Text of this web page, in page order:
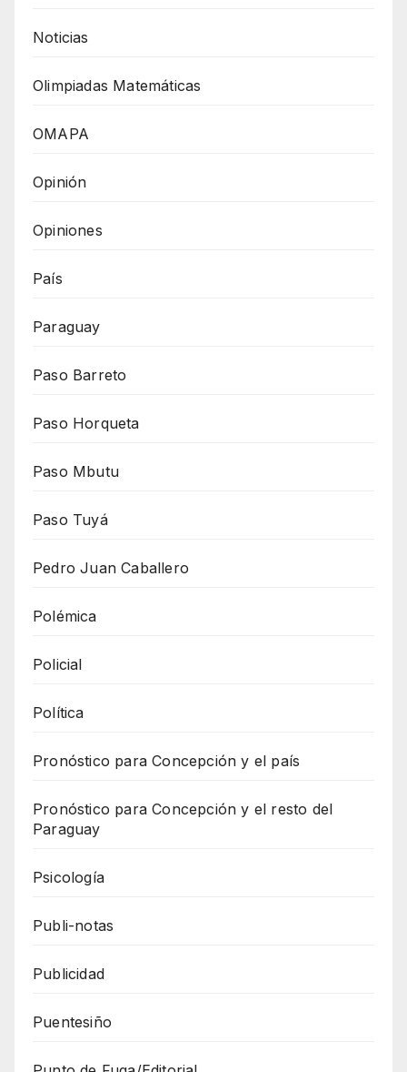
Noticias
Olimpiadas Matemáticas
OMAPA
Opinión
Opiniones
País
Paraguay
Paso Barreto
Paso Horqueta
Paso Mbutu
Paso Tuyá
Pedro Juan Caballero
Polémica
Policial
Política
Pronóstico para Concepción y el país
Pronóstico para Concepción y el resto del
Paraguay
Psicología
Publi-notas
Publicidad
Puentesiño